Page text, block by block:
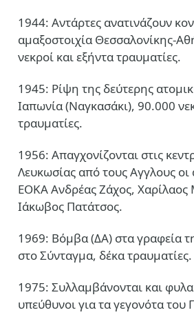
1944: Αντάρτες ανατινάζουν
αμαξοστοιχία Θεσσαλονίκης-
νεκροί και εξήντα τραυματίες.
1945: Ρίψη της δεύτερης
Ιαπωνία (Ναγκασάκι), 90.000
τραυματίες.
1956: Απαγχονίζονται στις
Λευκωσίας από τους Αγγλους οι
ΕΟΚΑ Ανδρέας Ζάχος, Χαρίλαος
Ιάκωβος Πατάτσος.
1969: Βόμβα (ΔΑ) στα γραφεία
στο Σύνταγμα, δέκα τραυματίες.
1975: Συλλαμβάνονται και
υπεύθυνοι για τα γεγονότα του